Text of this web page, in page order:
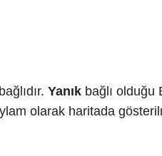
Yanık bağlı
olarak haritada